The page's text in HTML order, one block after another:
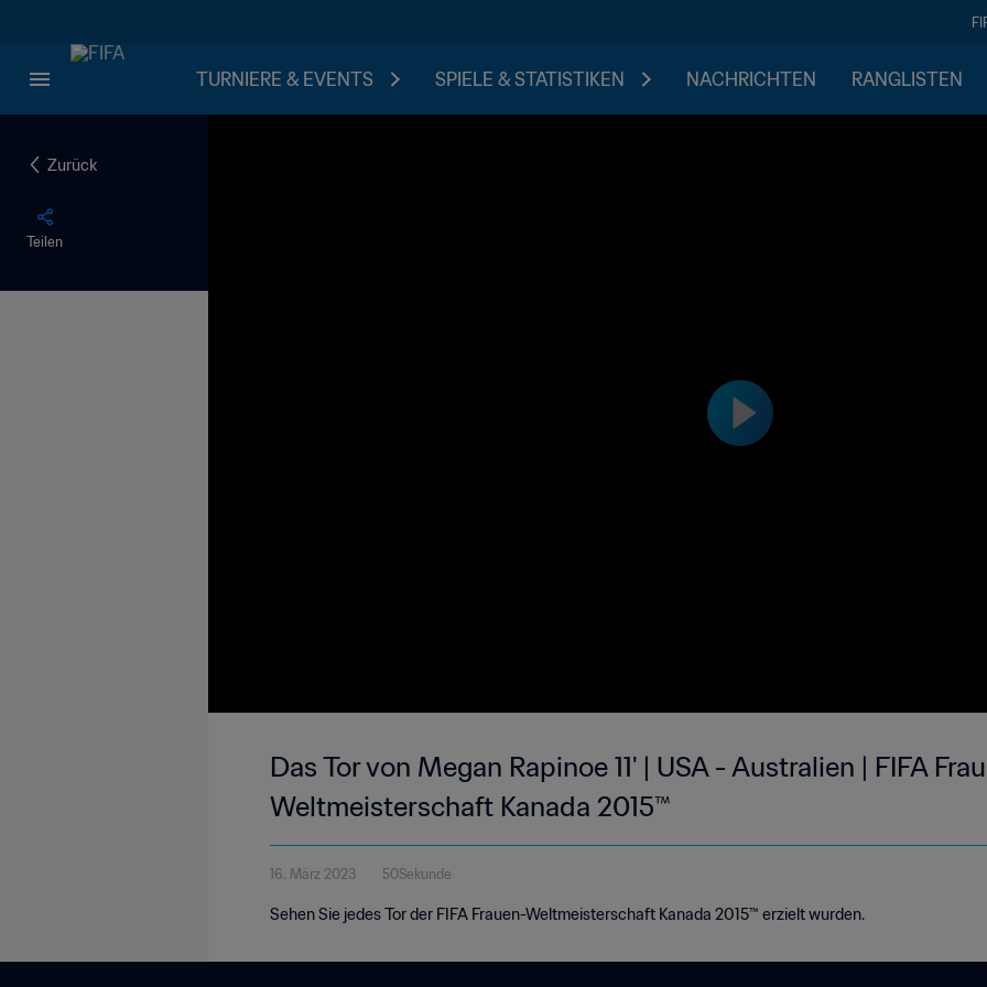
TURNIERE & EVENTS SPIELE & STATISTIKEN NACHRICHTEN RANGLISTEN
Zurück
Teilen
Das Tor von Megan Rapinoe 11' | USA - Australien | FIFA
Weltmeisterschaft Kanada 2015™
16. März 2023 50Sekunde
Sehen Sie jedes Tor der FIFA Frauen-Weltmeisterschaft Kanada 2015™ erzielt wurden.